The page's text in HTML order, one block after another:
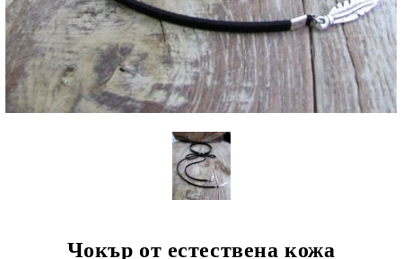
Чокър от естествена кожа